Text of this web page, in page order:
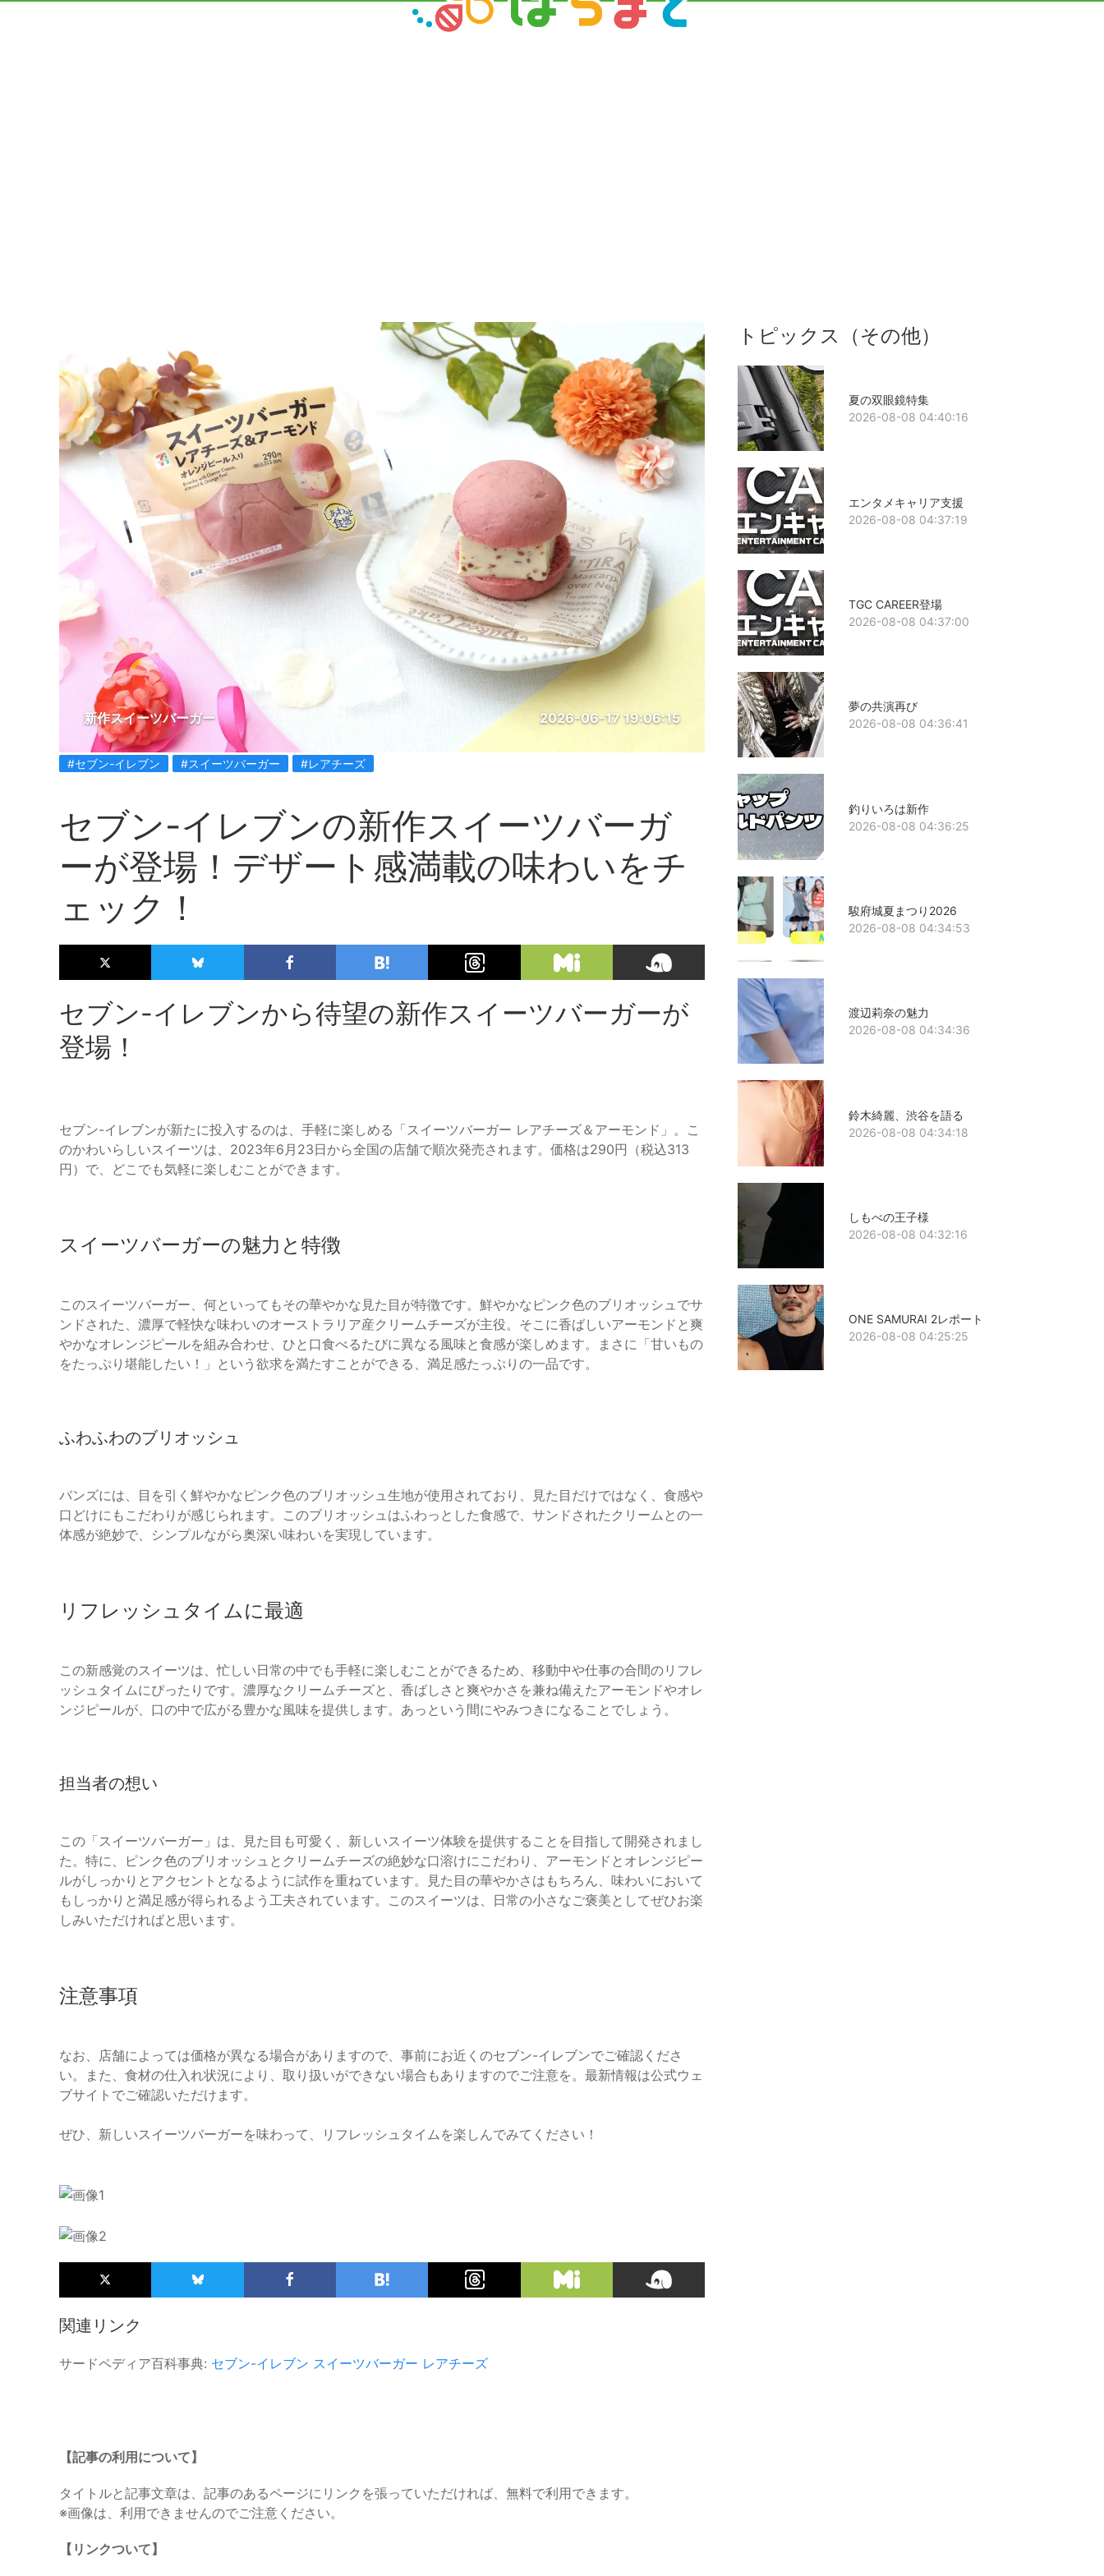
新作スイーツバーガー 2026-06-17 19:06:15
#セブン-イレブン #スイーツバーガー #レアチーズ
セブン-イレブンの新作スイーツバーガ
ーが登場！デザート感満載の味わいをチ
ェック！
セブン-イレブンから待望の新作スイーツバーガーが
登場！
セブン-イレブンが新たに投入するのは、手軽に楽しめる「スイーツバーガー レアチーズ＆アーモンド」。こ
のかわいらしいスイーツは、2023年6月23日から全国の店舗で順次発売されます。価格は290円（税込313
円）で、どこでも気軽に楽しむことができます。
スイーツバーガーの魅力と特徴
このスイーツバーガー、何といってもその華やかな見た目が特徴です。鮮やかなピンク色のブリオッシュでサ
ンドされた、濃厚で軽快な味わいのオーストラリア産クリームチーズが主役。そこに香ばしいアーモンドと爽
やかなオレンジピールを組み合わせ、ひと口食べるたびに異なる風味と食感が楽しめます。まさに「甘いもの
をたっぷり堪能したい！」という欲求を満たすことができる、満足感たっぷりの一品です。
ふわふわのブリオッシュ
バンズには、目を引く鮮やかなピンク色のブリオッシュ生地が使用されており、見た目だけではなく、食感や
口どけにもこだわりが感じられます。このブリオッシュはふわっとした食感で、サンドされたクリームとの一
体感が絶妙で、シンプルながら奥深い味わいを実現しています。
リフレッシュタイムに最適
この新感覚のスイーツは、忙しい日常の中でも手軽に楽しむことができるため、移動中や仕事の合間のリフレ
ッシュタイムにぴったりです。濃厚なクリームチーズと、香ばしさと爽やかさを兼ね備えたアーモンドやオレ
ンジピールが、口の中で広がる豊かな風味を提供します。あっという間にやみつきになることでしょう。
担当者の想い
この「スイーツバーガー」は、見た目も可愛く、新しいスイーツ体験を提供することを目指して開発されまし
た。特に、ピンク色のブリオッシュとクリームチーズの絶妙な口溶けにこだわり、アーモンドとオレンジピー
ルがしっかりとアクセントとなるように試作を重ねています。見た目の華やかさはもちろん、味わいにおいて
もしっかりと満足感が得られるよう工夫されています。このスイーツは、日常の小さなご褒美としてぜひお楽
しみいただければと思います。
注意事項
なお、店舗によっては価格が異なる場合がありますので、事前にお近くのセブン-イレブンでご確認くださ
い。また、食材の仕入れ状況により、取り扱いができない場合もありますのでご注意を。最新情報は公式ウェ
ブサイトでご確認いただけます。
ぜひ、新しいスイーツバーガーを味わって、リフレッシュタイムを楽しんでみてください！
関連リンク
サードペディア百科事典: セブン-イレブン スイーツバーガー レアチーズ
トピックス（その他）
夏の双眼鏡特集
2026-08-08 04:40:16
エンタメキャリア支援
2026-08-08 04:37:19
TGC CAREER登場
2026-08-08 04:37:00
夢の共演再び
2026-08-08 04:36:41
釣りいろは新作
2026-08-08 04:36:25
駿府城夏まつり2026
2026-08-08 04:34:53
渡辺莉奈の魅力
2026-08-08 04:34:36
鈴木綺麗、渋谷を語る
2026-08-08 04:34:18
しもべの王子様
2026-08-08 04:32:16
ONE SAMURAI 2レポート
2026-08-08 04:25:25
【記事の利用について】
タイトルと記事文章は、記事のあるページにリンクを張っていただければ、無料で利用できます。
※画像は、利用できませんのでご注意ください。
【リンクついて】